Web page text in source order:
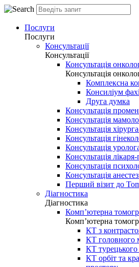
Послуги
Послуги
Консультації
Консультації
Консультація
Консультація
Комплексна
Консиліум
Друга думка
Консультація
Консультація
Консультація
Консультація
Консультація
Консультація
Консультація
Консультація
Перший візит до
Діагностика
Діагностика
Комп’ютерна
Комп’ютерна
КТ з
КТ головного
КТ турецького
КТ орбіт та